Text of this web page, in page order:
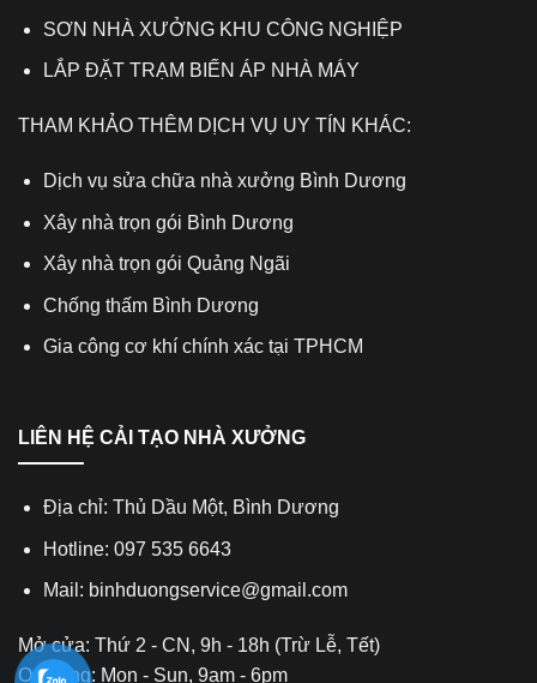
SƠN NHÀ XƯỞNG KHU CÔNG NGHIỆP
LẮP ĐẶT TRẠM BIẾN ÁP NHÀ MÁY
THAM KHẢO THÊM DỊCH VỤ UY TÍN KHÁC:
Dịch vụ sửa chữa nhà xưởng Bình Dương
Xây nhà trọn gói Bình Dương
Xây nhà trọn gói Quảng Ngãi
Chống thấm Bình Dương
Gia công cơ khí chính xác tại TPHCM
LIÊN HỆ CẢI TẠO NHÀ XƯỞNG
Địa chỉ: Thủ Dầu Một, Bình Dương
Hotline: 097 535 6643
Mail: binhduongservice@gmail.com
Mở cửa: Thứ 2 - CN, 9h - 18h (Trừ Lễ, Tết)
Opening: Mon - Sun, 9am - 6pm